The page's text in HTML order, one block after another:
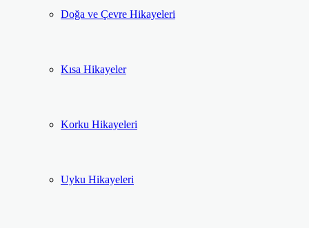
Doğa ve Çevre Hikayeleri
Kısa Hikayeler
Korku Hikayeleri
Uyku Hikayeleri